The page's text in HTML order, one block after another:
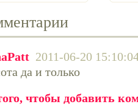
2011-06-20
да и только
чтобы добавить